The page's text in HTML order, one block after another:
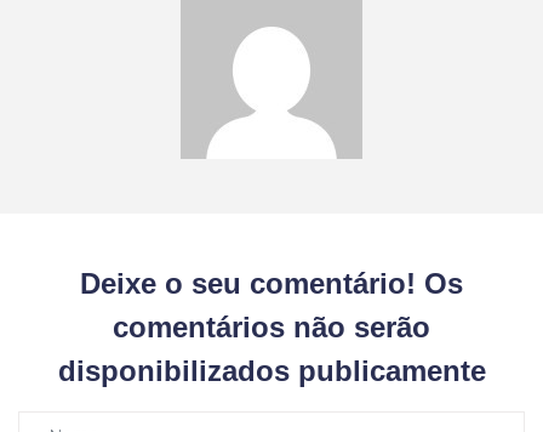
Deixe o seu comentário! Os
comentários não serão
disponibilizados publicamente